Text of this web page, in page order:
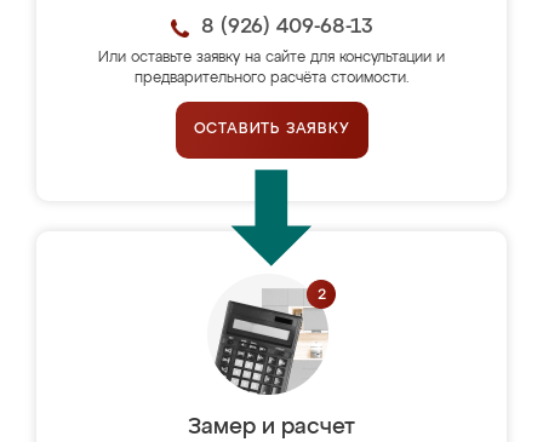
8 (926) 409-68-13
Или оставьте заявку на сайте для консультации и
предварительного расчёта стоимости.
ОСТАВИТЬ ЗАЯВКУ
Замер и расчет